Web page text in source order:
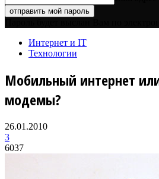
Интернет и IT
Технологии
Мобильный интернет
модемы?
26.01.2010
3
6037